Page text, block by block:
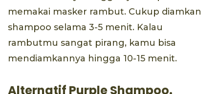
memakai masker rambut. Cukup diamkan
shampoo selama 3-5 menit. Kalau
rambutmu sangat pirang, kamu bisa
mendiamkannya hingga 10-15 menit.
Alternatif Purple Shampoo.